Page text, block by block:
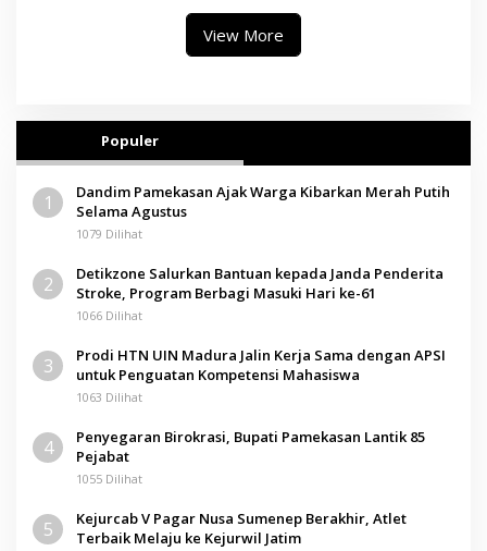
View More
Populer
1
Dandim Pamekasan Ajak Warga Kibarkan Merah Putih
Selama Agustus
1079 Dilihat
2
Detikzone Salurkan Bantuan kepada Janda Penderita
Stroke, Program Berbagi Masuki Hari ke-61
1066 Dilihat
3
Prodi HTN UIN Madura Jalin Kerja Sama dengan APSI
untuk Penguatan Kompetensi Mahasiswa
1063 Dilihat
4
Penyegaran Birokrasi, Bupati Pamekasan Lantik 85
Pejabat
1055 Dilihat
5
Kejurcab V Pagar Nusa Sumenep Berakhir, Atlet
Terbaik Melaju ke Kejurwil Jatim